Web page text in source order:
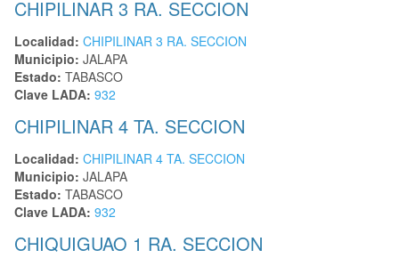
CHIPILINAR 3 RA. SECCION
Localidad: CHIPILINAR 3 RA. SECCION
Municipio: JALAPA
Estado: TABASCO
Clave LADA: 932
CHIPILINAR 4 TA. SECCION
Localidad: CHIPILINAR 4 TA. SECCION
Municipio: JALAPA
Estado: TABASCO
Clave LADA: 932
CHIQUIGUAO 1 RA. SECCION